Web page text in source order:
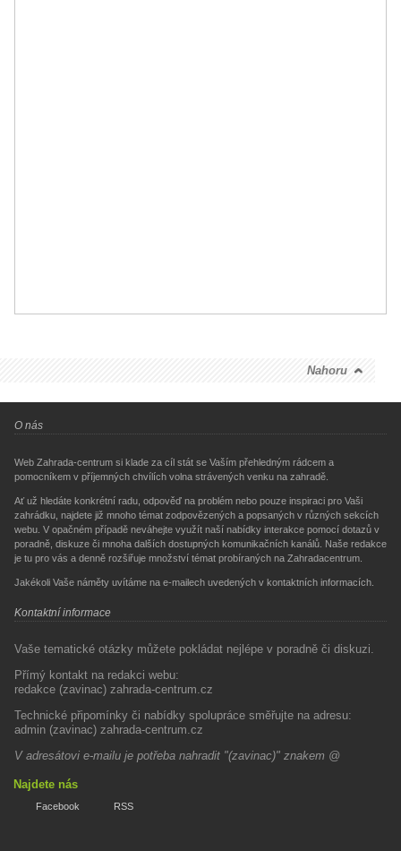
Nahoru
O nás
Web Zahrada-centrum si klade za cíl stát se Vaším přehledným rádcem a
pomocníkem v příjemných chvílích volna strávených venku na zahradě.
Ať už hledáte konkrétní radu, odpověď na problém nebo pouze inspiraci pro Vaši
zahrádku, najdete již mnoho témat zodpovězených a popsaných v různých sekcích
webu. V opačném případě neváhejte využít naší nabídky interakce pomocí dotazů v
poradně, diskuze či mnoha dalších dostupných komunikačních kanálů. Naše redakce
je tu pro vás a denně rozšiřuje množství témat probíraných na Zahradacentrum.
Jakékoli Vaše náměty uvítáme na e-mailech uvedených v kontaktních informacích.
Kontaktní informace
Vaše tematické otázky můžete pokládat nejlépe v poradně či diskuzi.
Přímý kontakt na redakci webu:
redakce (zavinac) zahrada-centrum.cz
Technické připomínky či nabídky spolupráce směřujte na adresu:
admin (zavinac) zahrada-centrum.cz
V adresátovi e-mailu je potřeba nahradit "(zavinac)" znakem @
Najdete nás
Facebook RSS